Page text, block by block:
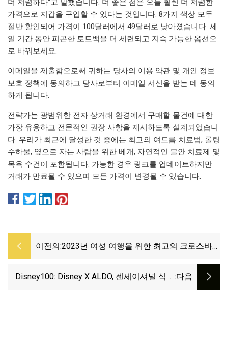
더 저렴하다"고 말했습니다. 더 좋은 점은 오늘 훨씬 더 저렴한
가격으로 지갑을 구입할 수 있다는 것입니다. 8가지 색상 모두
절반 할인되어 가격이 100달러에서 49달러로 낮아졌습니다. 세
일 기간 동안 피곤한 토트백을 더 세련되고 지속 가능한 옵션으
로 바꿔보세요.
이메일을 제출함으로써 귀하는 당사의 이용 약관 및 개인 정보
보호 정책에 동의하고 당사로부터 이메일 서신을 받는 데 동의
하게 됩니다.
전략가는 광범위한 전자 상거래 환경에서 구매할 물건에 대한
가장 유용하고 전문적인 권장 사항을 제시하도록 설계되었습니
다. 우리가 최근에 달성한 것 중에는 최고의 여드름 치료법, 롤링
수하물, 옆으로 자는 사람을 위한 베개, 자연적인 불안 치료제 및
목욕 수건이 포함됩니다. 가능한 경우 링크를 업데이트하지만
거래가 만료될 수 있으며 모든 가격이 변경될 수 있습니다.
이전의:2023년 여성 여행을 위한 최고의 크로스바디
Disney100: Disney X ALDO, 센세이셔널 식스 :다음